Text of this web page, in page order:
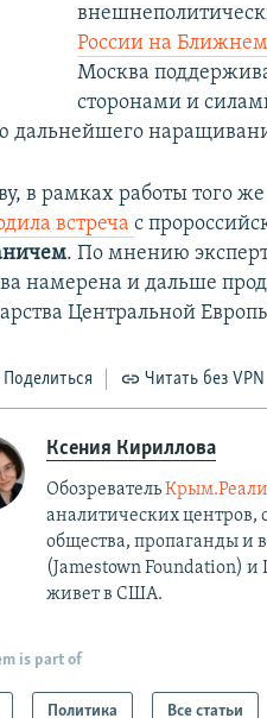
России на Ближнем
Москва
сторонами и
дальнейшего
в рамках работы того
встречас
. По мнению
намерена и дальше
Центральной
Поделиться Читать без VPN
Ксения Кириллова
Обозреватель
аналитических центров,
общества, пропаганды и
(Jamestown Foundation) и
живет в США.
is part of
Политика Все статьи